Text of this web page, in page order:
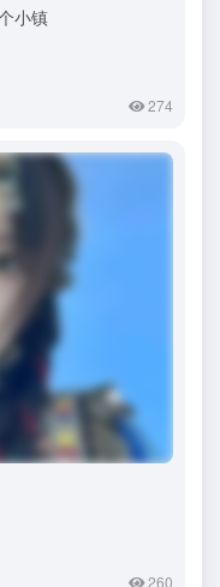
小镇
274
260